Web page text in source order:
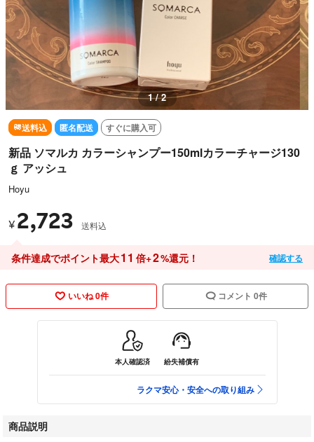
1 / 2
送料込 匿名配送 すぐに購入可
新品 ソマルカ カラーシャンプー150mlカラーチャージ130
ｇ アッシュ
Hoyu
¥ 2,723 送料込
条件達成でポイント最大11 倍+2%還元！ 確認する
いいね 0件 コメント 0件
本人確認済 紛失補償有
ラクマ安心・安全への取り組み
商品説明